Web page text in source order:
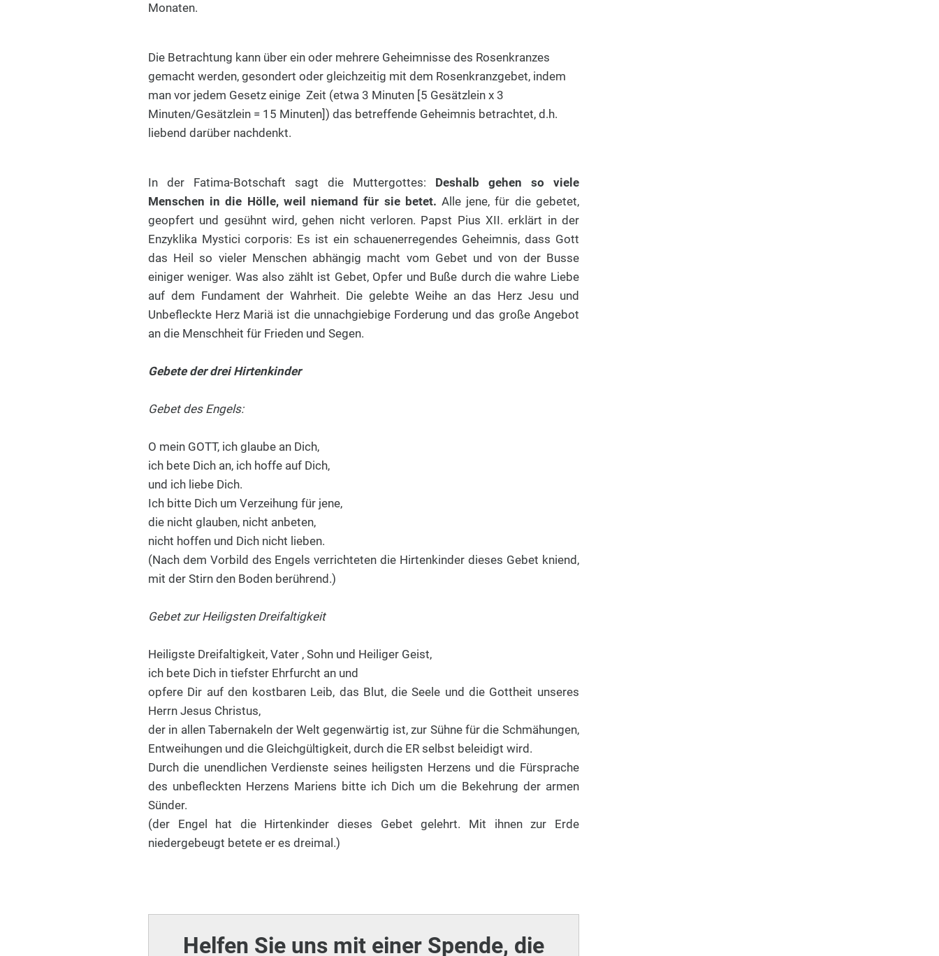
Monaten.
Die Betrachtung kann über ein oder mehrere Geheimnisse des Rosenkranzes
gemacht werden, gesondert oder gleichzeitig mit dem Rosenkranzgebet, indem
man vor jedem Gesetz einige Zeit (etwa 3 Minuten [5 Gesätzlein x 3
Minuten/Gesätzlein = 15 Minuten]) das betreffende Geheimnis betrachtet, d.h.
liebend darüber nachdenkt.
In der Fatima-Botschaft sagt die Muttergottes: Deshalb gehen so viele
Menschen in die Hölle, weil niemand für sie betet. Alle jene, für die gebetet,
geopfert und gesühnt wird, gehen nicht verloren. Papst Pius XII. erklärt in der
Enzyklika Mystici corporis: Es ist ein schauenerregendes Geheimnis, dass Gott
das Heil so vieler Menschen abhängig macht vom Gebet und von der Busse
einiger weniger. Was also zählt ist Gebet, Opfer und Buße durch die wahre Liebe
auf dem Fundament der Wahrheit. Die gelebte Weihe an das Herz Jesu und
Unbefleckte Herz Mariä ist die unnachgiebige Forderung und das große Angebot
an die Menschheit für Frieden und Segen.
Gebete der drei Hirtenkinder
Gebet des Engels:
O mein GOTT, ich glaube an Dich,
ich bete Dich an, ich hoffe auf Dich,
und ich liebe Dich.
Ich bitte Dich um Verzeihung für jene,
die nicht glauben, nicht anbeten,
nicht hoffen und Dich nicht lieben.
(Nach dem Vorbild des Engels verrichteten die Hirtenkinder dieses Gebet kniend,
mit der Stirn den Boden berührend.)
Gebet zur Heiligsten Dreifaltigkeit
Heiligste Dreifaltigkeit, Vater , Sohn und Heiliger Geist,
ich bete Dich in tiefster Ehrfurcht an und
opfere Dir auf den kostbaren Leib, das Blut, die Seele und die Gottheit unseres
Herrn Jesus Christus,
der in allen Tabernakeln der Welt gegenwärtig ist, zur Sühne für die Schmähungen,
Entweihungen und die Gleichgültigkeit, durch die ER selbst beleidigt wird.
Durch die unendlichen Verdienste seines heiligsten Herzens und die Fürsprache
des unbefleckten Herzens Mariens bitte ich Dich um die Bekehrung der armen
Sünder.
(der Engel hat die Hirtenkinder dieses Gebet gelehrt. Mit ihnen zur Erde
niedergebeugt betete er es dreimal.)
Helfen Sie uns mit einer Spende, die